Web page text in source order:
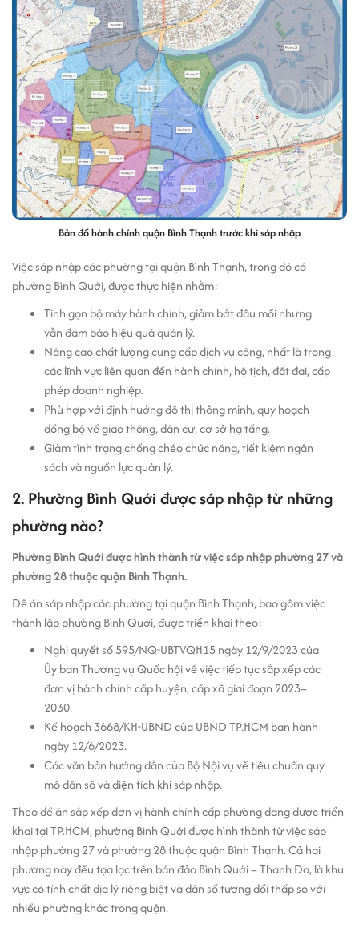
Bản đồ hành chính quận Bình Thạnh trước khi sáp nhập
Việc sáp nhập các phường tại quận Bình Thạnh, trong đó có
phường Bình Quới, được thực hiện nhằm:
Tinh gọn bộ máy hành chính, giảm bớt đầu mối nhưng
vẫn đảm bảo hiệu quả quản lý.
Nâng cao chất lượng cung cấp dịch vụ công, nhất là trong
các lĩnh vực liên quan đến hành chính, hộ tịch, đất đai, cấp
phép doanh nghiệp.
Phù hợp với định hướng đô thị thông minh, quy hoạch
đồng bộ về giao thông, dân cư, cơ sở hạ tầng.
Giảm tình trạng chồng chéo chức năng, tiết kiệm ngân
sách và nguồn lực quản lý.
2. Phường Bình Quới được sáp nhập từ những
phường nào?
Phường Bình Quới được hình thành từ việc sáp nhập phường 27 và
phường 28 thuộc quận Bình Thạnh.
Đề án sáp nhập các phường tại quận Bình Thạnh, bao gồm việc
thành lập phường Bình Quới, được triển khai theo:
Nghị quyết số 595/NQ-UBTVQH15 ngày 12/9/2023 của
Ủy ban Thường vụ Quốc hội về việc tiếp tục sắp xếp các
đơn vị hành chính cấp huyện, cấp xã giai đoạn 2023–
2030.
Kế hoạch 3668/KH-UBND của UBND TP.HCM ban hành
ngày 12/6/2023.
Các văn bản hướng dẫn của Bộ Nội vụ về tiêu chuẩn quy
mô dân số và diện tích khi sáp nhập.
Theo đề án sắp xếp đơn vị hành chính cấp phường đang được triển
khai tại TP.HCM, phường Bình Quới được hình thành từ việc sáp
nhập phường 27 và phường 28 thuộc quận Bình Thạnh. Cả hai
phường này đều tọa lạc trên bán đảo Bình Quới – Thanh Đa, là khu
vực có tính chất địa lý riêng biệt và dân số tương đối thấp so với
nhiều phường khác trong quận.